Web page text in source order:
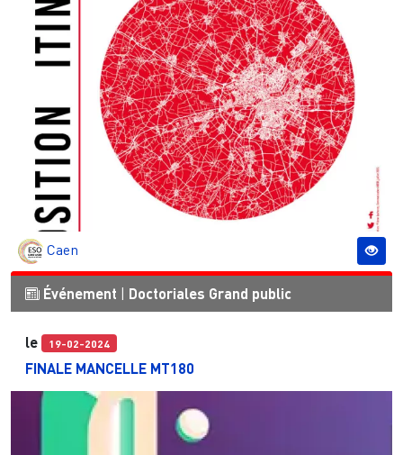
Caen
Événement Doctoriales Grand public
le 19-02-2024
FINALE MANCELLE MT180